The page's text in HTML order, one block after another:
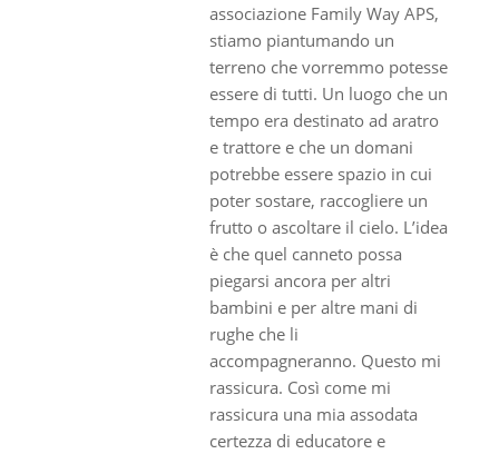
associazione Family Way APS,
stiamo piantumando un
terreno che vorremmo potesse
essere di tutti. Un luogo che un
tempo era destinato ad aratro
e trattore e che un domani
potrebbe essere spazio in cui
poter sostare, raccogliere un
frutto o ascoltare il cielo. L’idea
è che quel canneto possa
piegarsi ancora per altri
bambini e per altre mani di
rughe che li
accompagneranno. Questo mi
rassicura. Così come mi
rassicura una mia assodata
certezza di educatore e